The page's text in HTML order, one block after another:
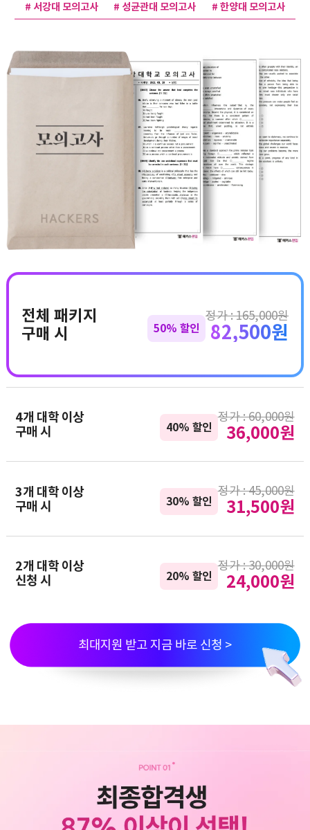
# 서강대 모의고사 # 성균관대 모의고사 # 한양대 모의고사
전체 패키지
구매 시
50% 할인
정가 : 165,000원
82,500원
4개 대학 이상
구매 시
40% 할인
정가 : 60,000원
36,000원
3개 대학 이상
구매 시
30% 할인
정가 : 45,000원
31,500원
2개 대학 이상
신청 시
20% 할인
정가 : 30,000원
24,000원
최대지원 받고 지금 바로 신청 >